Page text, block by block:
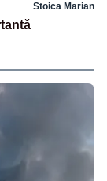
Stoica Marian